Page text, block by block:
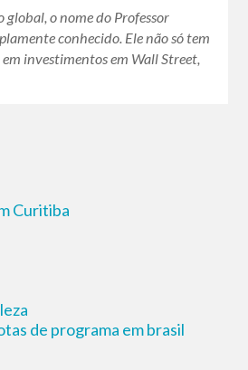
o nome do Professor
conhecido. Ele não só tem
investimentos em Wall Street,
Curitiba
de programa em brasil